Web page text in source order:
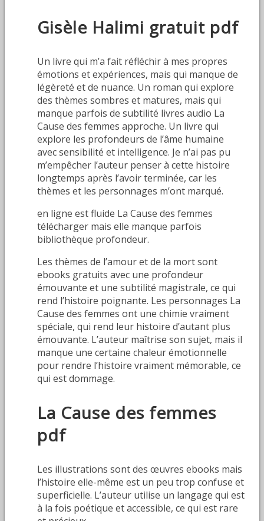
Gisèle Halimi gratuit pdf
Un livre qui m’a fait réfléchir à mes propres
émotions et expériences, mais qui manque de
légèreté et de nuance. Un roman qui explore
des thèmes sombres et matures, mais qui
manque parfois de subtilité livres audio La
Cause des femmes approche. Un livre qui
explore les profondeurs de l’âme humaine
avec sensibilité et intelligence. Je n’ai pas pu
m’empêcher l’auteur penser à cette histoire
longtemps après l’avoir terminée, car les
thèmes et les personnages m’ont marqué.
en ligne est fluide La Cause des femmes
télécharger mais elle manque parfois
bibliothèque profondeur.
Les thèmes de l’amour et de la mort sont
ebooks gratuits avec une profondeur
émouvante et une subtilité magistrale, ce qui
rend l’histoire poignante. Les personnages La
Cause des femmes ont une chimie vraiment
spéciale, qui rend leur histoire d’autant plus
émouvante. L’auteur maîtrise son sujet, mais il
manque une certaine chaleur émotionnelle
pour rendre l’histoire vraiment mémorable, ce
qui est dommage.
La Cause des femmes
pdf
Les illustrations sont des œuvres ebooks mais
l’histoire elle-même est un peu trop confuse et
superficielle. L’auteur utilise un langage qui est
à la fois poétique et accessible, ce qui est rare